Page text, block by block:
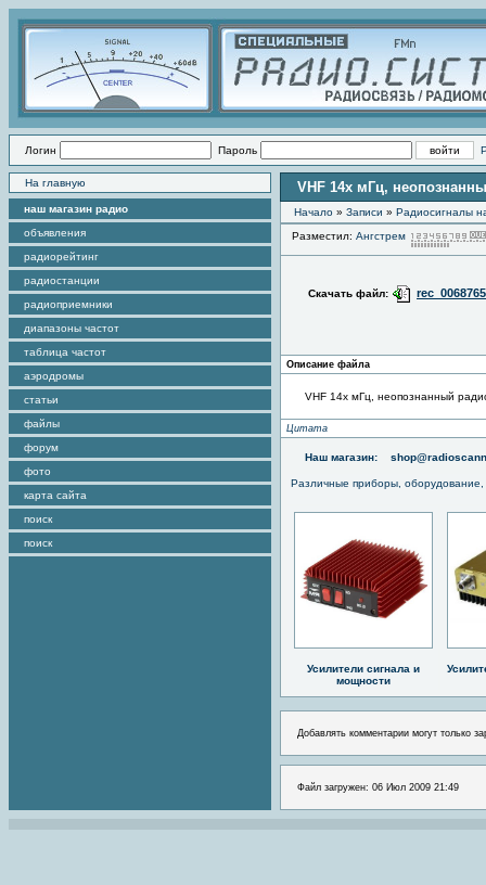
Логин Пароль
На главную
наш магазин радио
объявления
радиорейтинг
радиостанции
радиоприемники
диапазоны частот
таблица частот
аэродромы
статьи
файлы
форум
фото
карта сайта
поиск
поиск
VHF 14x мГц,
Начало » Записи » Радиоcигналы
Разместил: Ангстрем
Скачать файл:
Описание файла
VHF 14x мГц, неопознанный
Цитата
Наш магазин:
Различные приборы,
Усилители сигнала и
мощности
Добавлять комментарии могут только
Файл загружен: 06 Июл 2009 21:49